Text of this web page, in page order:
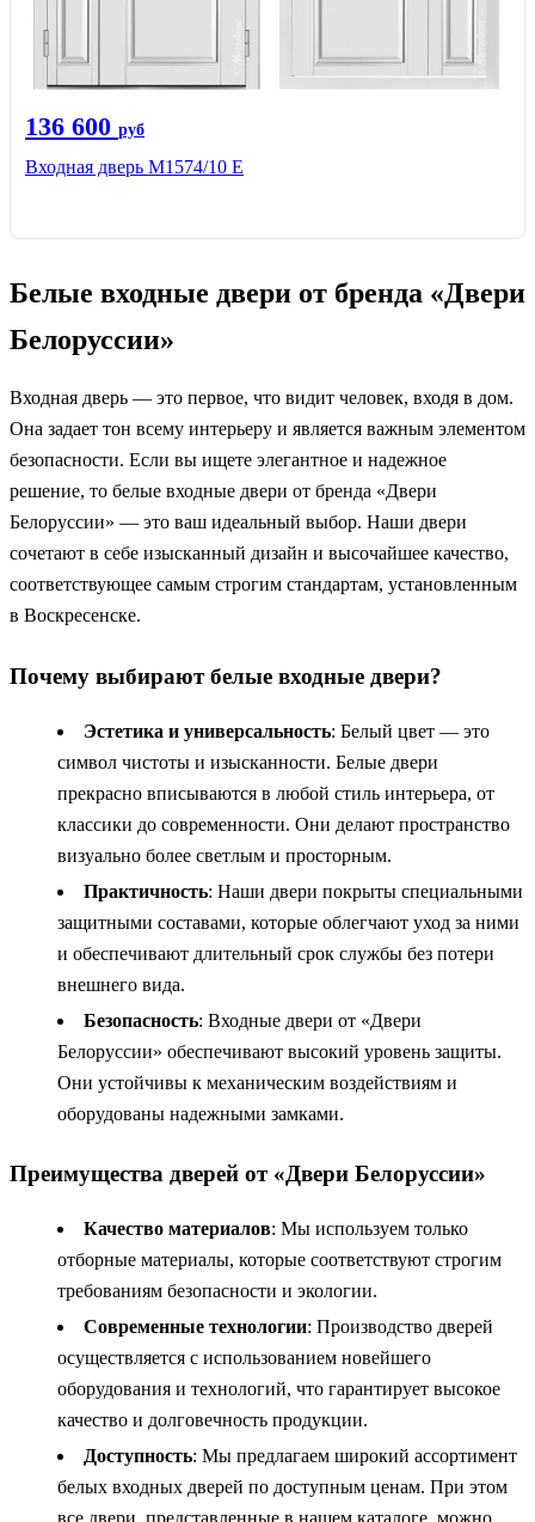
136 600 руб
Входная дверь М1574/10 Е
Белые входные двери от бренда «Двери
Белоруссии»
Входная дверь — это первое, что видит человек, входя в дом.
Она задает тон всему интерьеру и является важным элементом
безопасности. Если вы ищете элегантное и надежное
решение, то белые входные двери от бренда «Двери
Белоруссии» — это ваш идеальный выбор. Наши двери
сочетают в себе изысканный дизайн и высочайшее качество,
соответствующее самым строгим стандартам, установленным
в Воскресенске.
Почему выбирают белые входные двери?
Эстетика и универсальность: Белый цвет — это
символ чистоты и изысканности. Белые двери
прекрасно вписываются в любой стиль интерьера, от
классики до современности. Они делают пространство
визуально более светлым и просторным.
Практичность: Наши двери покрыты специальными
защитными составами, которые облегчают уход за ними
и обеспечивают длительный срок службы без потери
внешнего вида.
Безопасность: Входные двери от «Двери
Белоруссии» обеспечивают высокий уровень защиты.
Они устойчивы к механическим воздействиям и
оборудованы надежными замками.
Преимущества дверей от «Двери Белоруссии»
Качество материалов: Мы используем только
отборные материалы, которые соответствуют строгим
требованиям безопасности и экологии.
Современные технологии: Производство дверей
осуществляется с использованием новейшего
оборудования и технологий, что гарантирует высокое
качество и долговечность продукции.
Доступность: Мы предлагаем широкий ассортимент
белых входных дверей по доступным ценам. При этом